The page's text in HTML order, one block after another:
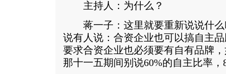
主持人：为什么？
蒋一子：这里就要重新说说什么
说有人说：合资企业也可以搞自主
要求合资企业也必须要有自有品牌
那十一五期间别说60%的自主比率